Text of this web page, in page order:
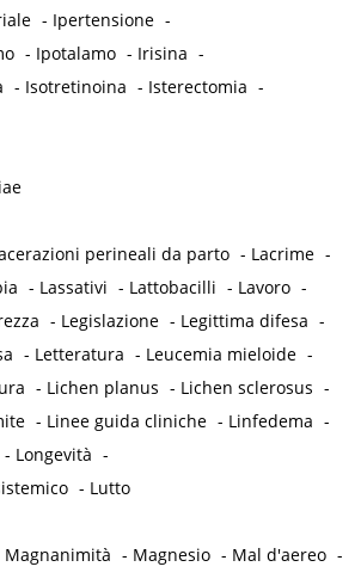
- Ipertensione -
- Ipotalamo - Irisina -
- Isotretinoina - Isterectomia -
perineali da parto - Lacrime -
- Lassativi - Lattobacilli - Lavoro -
- Legislazione - Legittima difesa -
- Letteratura - Leucemia mieloide -
- Lichen planus - Lichen sclerosus -
- Linee guida cliniche - Linfedema -
- Longevità -
- Lutto
Magnanimità - Magnesio - Mal d'aereo -